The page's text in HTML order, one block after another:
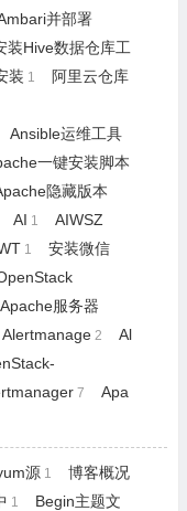
并部署
装Hive数据仓库工
装 1 阿里云仓库
Ansible运维工具
一键安装脚本
隐藏版本
AI 1
AIWSZ
1 安装微信
Apache服务器
Alertmanage 2
Al
7
Apa
源 1
博客概况
1
Begin主题文